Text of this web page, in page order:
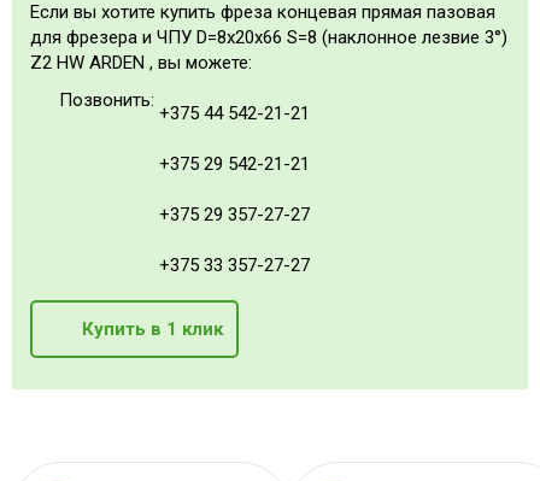
Если вы хотите купить фреза концевая прямая пазовая
для фрезера и ЧПУ D=8x20x66 S=8 (наклонное лезвие 3°)
Z2 HW ARDEN , вы можете:
Позвонить:
+375 44 542-21-21
+375 29 542-21-21
+375 29 357-27-27
+375 33 357-27-27
Купить в 1 клик